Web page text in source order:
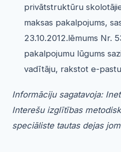
privātstruktūru
maksas pakalpojums,
23.10.2012.lēmums Nr.
pakalpojumu lūgums
vadītāju, rakstot e-pastu
Informāciju sagatavoja:
Interešu izglītības
speciāliste tautas dejas